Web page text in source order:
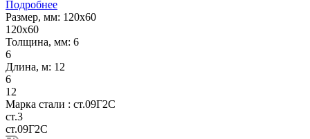
Подробнее
Размер, мм: 120х60
120х60
Толщина, мм: 6
6
Длина, м: 12
6
12
Марка стали : ст.09Г2С
ст.3
ст.09Г2С